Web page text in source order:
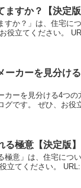
すか？【決定版
すか？」は、住宅に
役立てください。
ーカーを見分け
カーを見分ける4つ
グです。 ぜひ、お
極意【決定版】
極意」は、住宅につ
立てください。